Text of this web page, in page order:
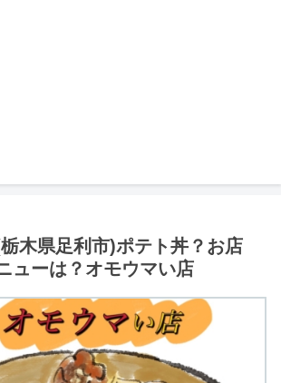
木県足利市)ポテト丼？お店
ューは？オモウマい店